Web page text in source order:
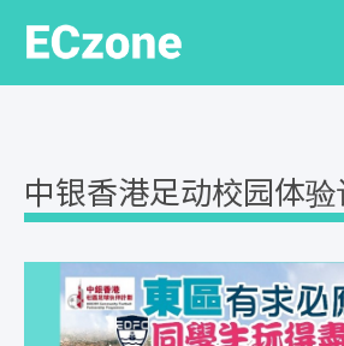
中银香港足动校园体